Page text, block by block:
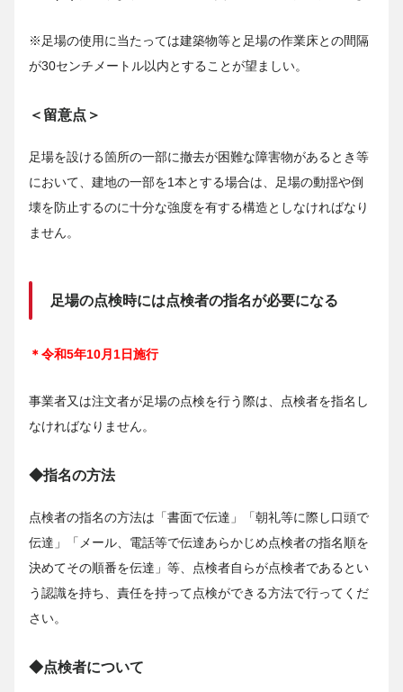
※足場の使用に当たっては建築物等と足場の作業床との間隔
が30センチメートル以内とすることが望ましい。
＜留意点＞
足場を設ける箇所の一部に撤去が困難な障害物があるとき等
において、建地の一部を1本とする場合は、足場の動揺や倒
壊を防止するのに十分な強度を有する構造としなければなり
ません。
足場の点検時には点検者の指名が必要になる
＊令和5年10月1日施行
事業者又は注文者が足場の点検を行う際は、点検者を指名し
なければなりません。
◆指名の方法
点検者の指名の方法は「書面で伝達」「朝礼等に際し口頭で
伝達」「メール、電話等で伝達あらかじめ点検者の指名順を
決めてその順番を伝達」等、点検者自らが点検者であるとい
う認識を持ち、責任を持って点検ができる方法で行ってくだ
さい。
◆点検者について